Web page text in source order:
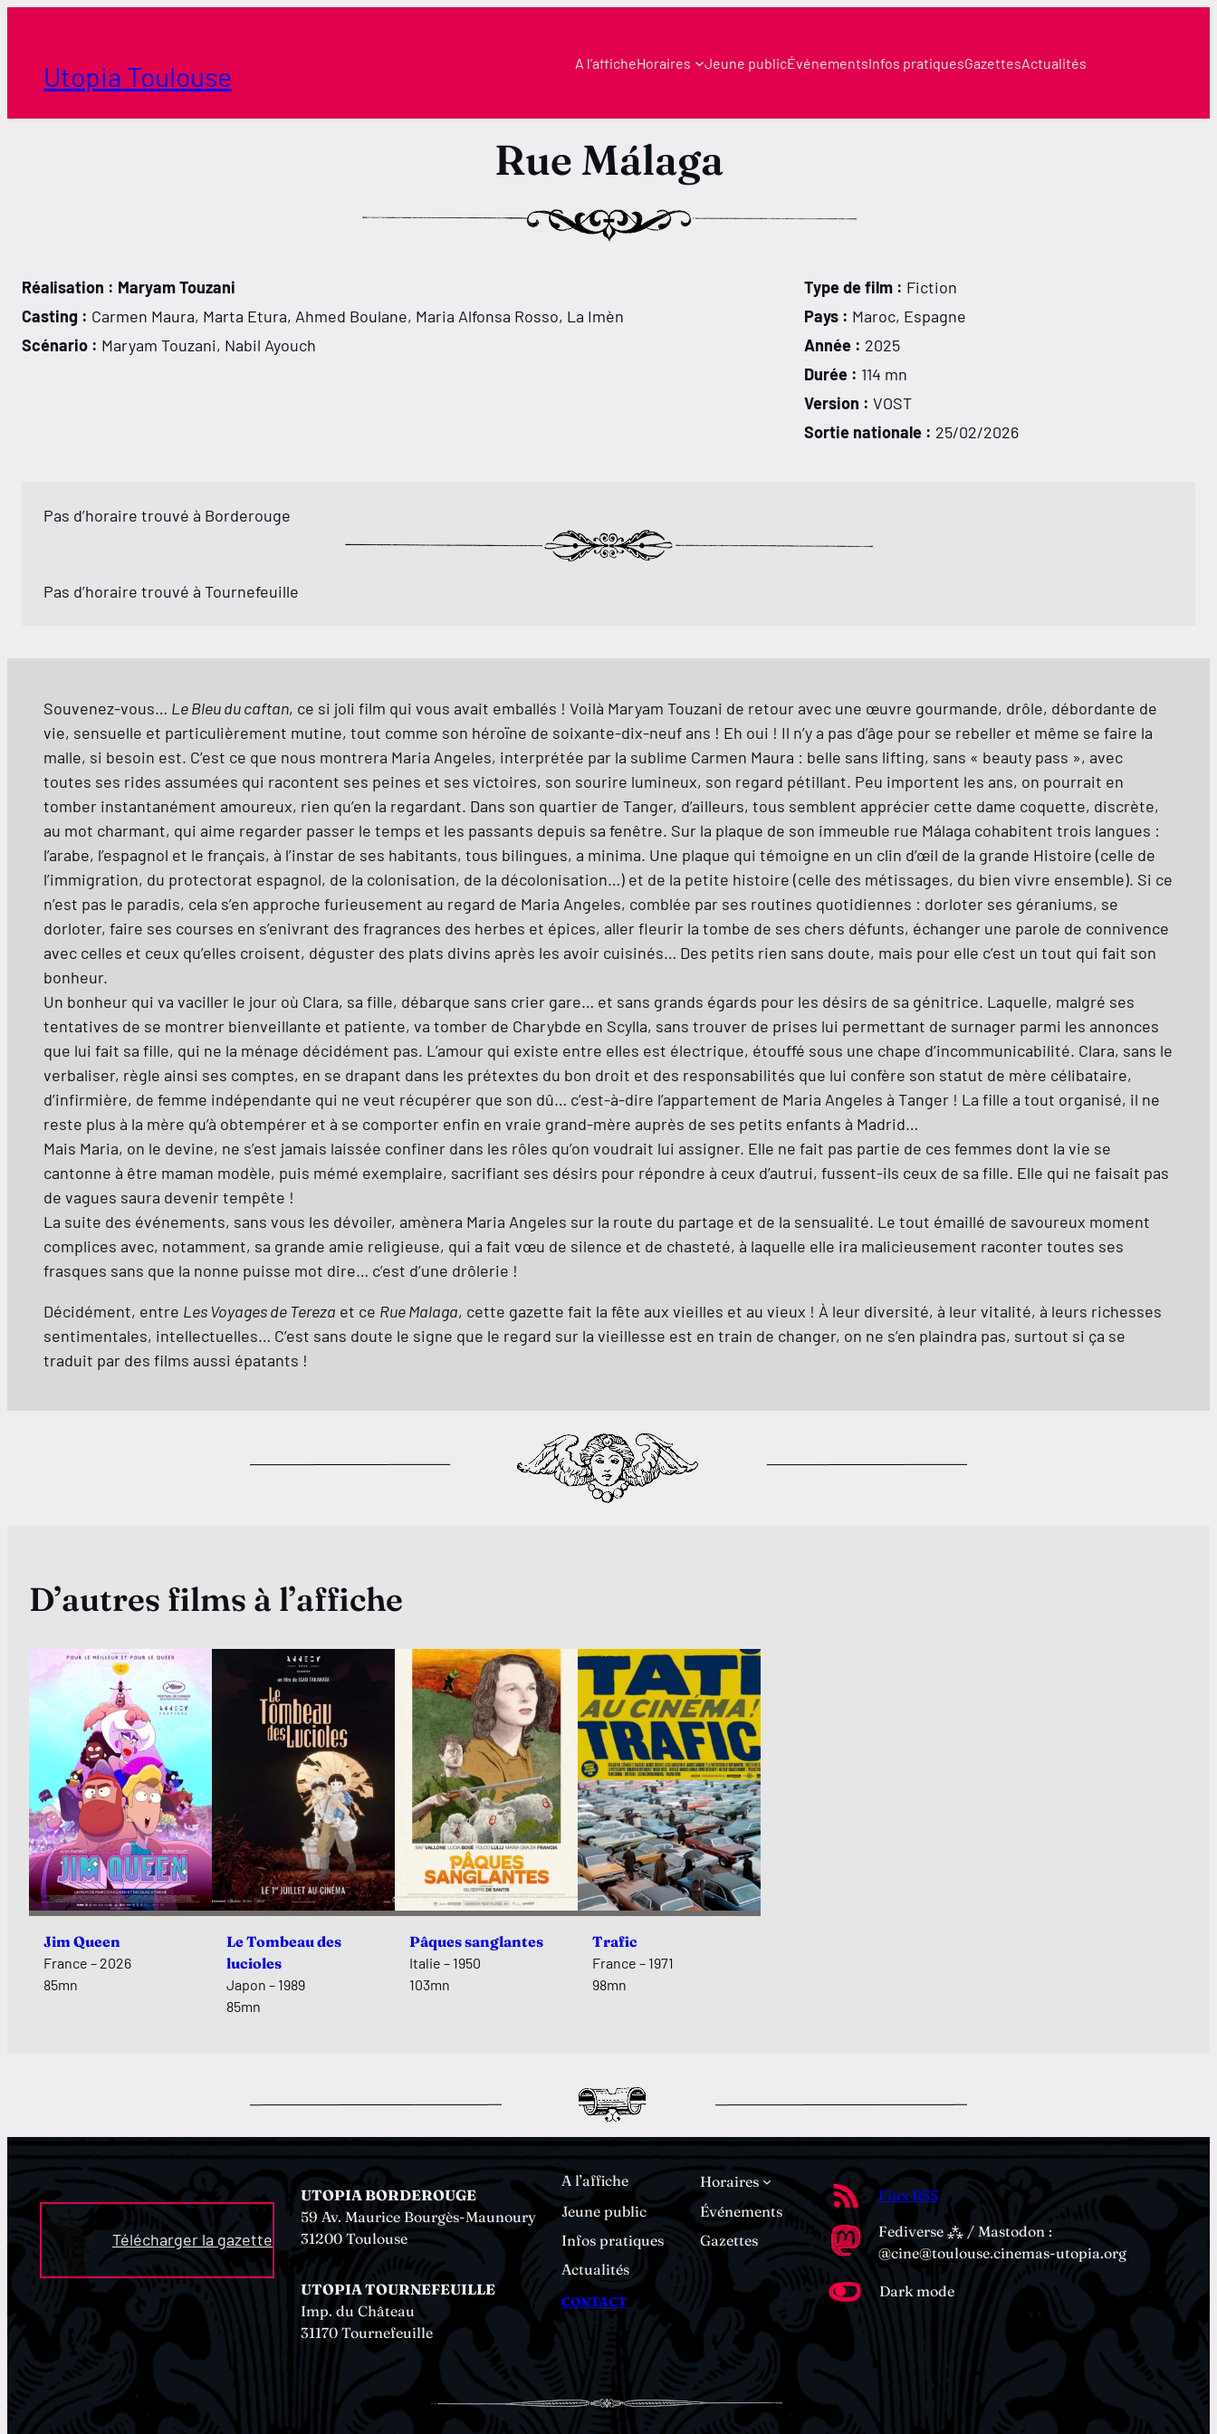
contenuUtopia Toulouse A l’afficheHoraires Jeune publicÉvénementsInfos pratiquesGazettesActualités
Rue Málaga
Réalisation : Maryam Touzani
Casting : Carmen Maura, Marta Etura, Ahmed Boulane, Maria Alfonsa Rosso, La Imèn
Scénario : Maryam Touzani, Nabil Ayouch
Type de film : Fiction
Pays : Maroc, Espagne
Année : 2025
Durée : 114 mn
Version : VOST
Sortie nationale : 25/02/2026
Pas d’horaire trouvé à Borderouge
Pas d’horaire trouvé à Tournefeuille
Souvenez-vous… Le Bleu du caftan, ce si joli film qui vous avait emballés ! Voilà Maryam Touzani de retour avec une œuvre gourmande, drôle, débordante de
vie, sensuelle et particulièrement mutine, tout comme son héroïne de soixante-dix-neuf ans ! Eh oui ! Il n’y a pas d’âge pour se rebeller et même se faire la
malle, si besoin est. C’est ce que nous montrera Maria Angeles, interprétée par la sublime Carmen Maura : belle sans lifting, sans « beauty pass », avec
toutes ses rides assumées qui racontent ses peines et ses victoires, son sourire lumineux, son regard pétillant. Peu importent les ans, on pourrait en
tomber instantanément amoureux, rien qu’en la regardant. Dans son quartier de Tanger, d’ailleurs, tous semblent apprécier cette dame coquette, discrète,
au mot charmant, qui aime regarder passer le temps et les passants depuis sa fenêtre. Sur la plaque de son immeuble rue Málaga cohabitent trois langues :
l’arabe, l’espagnol et le français, à l’instar de ses habitants, tous bilingues, a minima. Une plaque qui témoigne en un clin d’œil de la grande Histoire (celle de
l’immigration, du protectorat espagnol, de la colonisation, de la décolonisation…) et de la petite histoire (celle des métissages, du bien vivre ensemble). Si ce
n’est pas le paradis, cela s’en approche furieusement au regard de Maria Angeles, comblée par ses routines quotidiennes : dorloter ses géraniums, se
dorloter, faire ses courses en s’enivrant des fragrances des herbes et épices, aller fleurir la tombe de ses chers défunts, échanger une parole de connivence
avec celles et ceux qu’elles croisent, déguster des plats divins après les avoir cuisinés… Des petits rien sans doute, mais pour elle c’est un tout qui fait son
bonheur.
Un bonheur qui va vaciller le jour où Clara, sa fille, débarque sans crier gare… et sans grands égards pour les désirs de sa génitrice. Laquelle, malgré ses
tentatives de se montrer bienveillante et patiente, va tomber de Charybde en Scylla, sans trouver de prises lui permettant de surnager parmi les annonces
que lui fait sa fille, qui ne la ménage décidément pas. L’amour qui existe entre elles est électrique, étouffé sous une chape d’incommunicabilité. Clara, sans le
verbaliser, règle ainsi ses comptes, en se drapant dans les prétextes du bon droit et des responsabilités que lui confère son statut de mère célibataire,
d’infirmière, de femme indépendante qui ne veut récupérer que son dû… c’est-à-dire l’appartement de Maria Angeles à Tanger ! La fille a tout organisé, il ne
reste plus à la mère qu’à obtempérer et à se comporter enfin en vraie grand-mère auprès de ses petits enfants à Madrid…
Mais Maria, on le devine, ne s’est jamais laissée confiner dans les rôles qu’on voudrait lui assigner. Elle ne fait pas partie de ces femmes dont la vie se
cantonne à être maman modèle, puis mémé exemplaire, sacrifiant ses désirs pour répondre à ceux d’autrui, fussent-ils ceux de sa fille. Elle qui ne faisait pas
de vagues saura devenir tempête !
La suite des événements, sans vous les dévoiler, amènera Maria Angeles sur la route du partage et de la sensualité. Le tout émaillé de savoureux moment
complices avec, notamment, sa grande amie religieuse, qui a fait vœu de silence et de chasteté, à laquelle elle ira malicieusement raconter toutes ses
frasques sans que la nonne puisse mot dire… c’est d’une drôlerie !
Décidément, entre Les Voyages de Tereza et ce Rue Malaga, cette gazette fait la fête aux vieilles et au vieux ! À leur diversité, à leur vitalité, à leurs richesses
sentimentales, intellectuelles… C’est sans doute le signe que le regard sur la vieillesse est en train de changer, on ne s’en plaindra pas, surtout si ça se
traduit par des films aussi épatants !
D’autres films à l’affiche
Jim Queen
France – 2026
85mn
Le Tombeau des
lucioles
Japon – 1989
85mn
Pâques sanglantes
Italie – 1950
103mn
Trafic
France – 1971
98mn
Télécharger la gazette
UTOPIA BORDEROUGE
59 Av. Maurice Bourgès-Maunoury
31200 Toulouse
UTOPIA TOURNEFEUILLE
Imp. du Château
31170 Tournefeuille
A l’affiche
Horaires
Jeune public
Événements
Infos pratiques
Gazettes
Actualités
CONTACT
Flux RSS
Fediverse ⁂ / Mastodon :
@cine@toulouse.cinemas-utopia.org
Dark mode